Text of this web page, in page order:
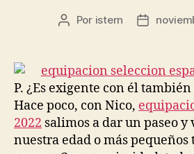
Autor
entrada
Por istern
Fecha
entrada
P. ¿Es exigente con él
Hace poco, con Nico,
2022 salimos a dar un paseo y
nuestra edad o más